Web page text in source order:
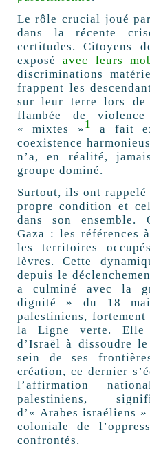
Le rôle crucial joué
dans la récente
certitudes. Citoyens
exposéavec leurs
discriminations
frappent les
sur leur terre lors de
flambée de
«
mixtes »1 a fait
coexistence
n’a, en réalité,
groupe dominé.
Surtout, ils ont
propre condition et
dans son ensemble.
Gaza : les références
les territoires
lèvres. Cette
depuis le
a culminé avec la
dignité
» du 18 mai
palestiniens,
la Ligne verte. Elle
d’Israël à dissoudre
sein de ses
création, ce dernier
l’affirmation
palestiniens,
d’« Arabes israéliens
coloniale de
confrontés.